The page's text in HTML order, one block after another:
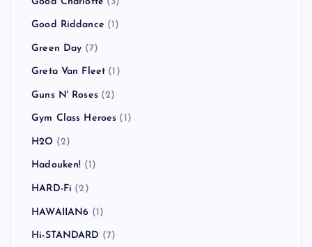
Good Riddance (1)
Green Day (7)
Greta Van Fleet (1)
Guns N' Roses(2)
Gym Class Heroes (1)
H2O (2)
Hadouken! (1)
HARD-Fi (2)
HAWAIIAN6 (1)
Hi-STANDARD (7)